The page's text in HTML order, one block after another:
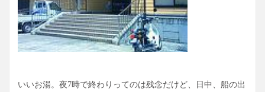
いいお湯。夜7時で終わりってのは残念だけど、日中、船の出